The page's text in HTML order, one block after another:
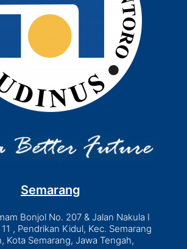
Semarang
Bonjol No. 207 & Jalan Nakula I
, Pendrikan Kidul, Kec. Semarang
Kota Semarang, Jawa Tengah,